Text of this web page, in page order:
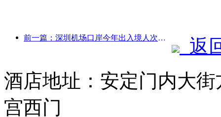
前一篇：深圳机场口岸今年出入境人次突破300万，创历史同期新高
返
酒店地址：安定门内大
宫西门